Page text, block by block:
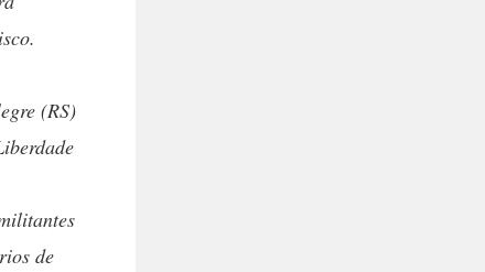
(RS)
de